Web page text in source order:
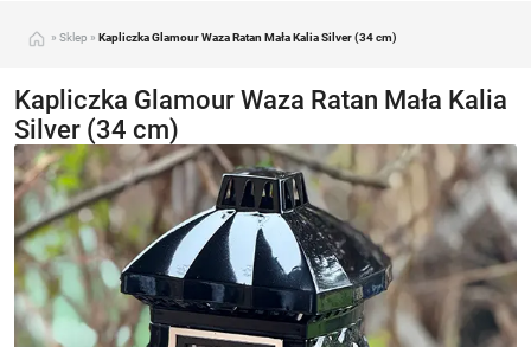
» Sklep » Kapliczka Glamour Waza Ratan Mała Kalia Silver (34 cm)
Kapliczka Glamour Waza Ratan Mała Kalia
Silver (34 cm)